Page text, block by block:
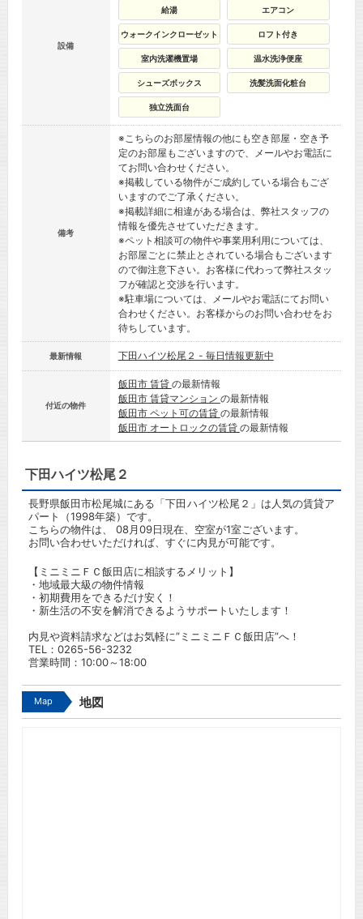
設備
給湯 エアコン
ウォークインクローゼット ロフト付き
室内洗濯機置場 温水洗浄便座
シューズボックス 洗髪洗面化粧台
独立洗面台
備考
※こちらのお部屋情報の他にも空き部屋・空き予
定のお部屋もございますので、メールやお電話に
てお問い合わせください。
※掲載している物件がご成約している場合もござ
いますのでご了承ください。
※掲載詳細に相違がある場合は、弊社スタッフの
情報を優先させていただきます。
※ペット相談可の物件や事業用利用については、
お部屋ごとに禁止とされている場合もございます
ので御注意下さい。お客様に代わって弊社スタッ
フが確認と交渉を行います。
※駐車場については、メールやお電話にてお問い
合わせください。お客様からのお問い合わせをお
待ちしています。
最新情報 下田ハイツ松尾２ - 毎日情報更新中
付近の物件
飯田市 賃貸 の最新情報
飯田市 賃貸マンション の最新情報
飯田市 ペット可の賃貸 の最新情報
飯田市 オートロックの賃貸 の最新情報
下田ハイツ松尾２
長野県飯田市松尾城にある「下田ハイツ松尾２」は人気の賃貸ア
パート（1998年築）です。
こちらの物件は、 08月09日現在、空室が1室ございます。
お問い合わせいただければ、すぐに内見が可能です。
【ミニミニＦＣ飯田店に相談するメリット】
・地域最大級の物件情報
・初期費用をできるだけ安く！
・新生活の不安を解消できるようサポートいたします！
内見や資料請求などはお気軽に”ミニミニＦＣ飯田店”へ！
TEL： 0265-56-3232
営業時間：10:00～18:00
Map 地図